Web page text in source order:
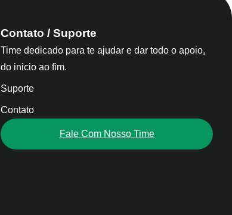
Contato / Suporte
Time dedicado para te ajudar e dar todo o apoio,
do inicio ao fim.
Suporte
Contato
Fale Com Nosso Time